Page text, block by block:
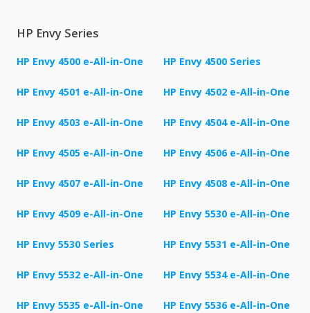
HP Envy Series
HP Envy 4500 e-All-in-One HP Envy 4500 Series
HP Envy 4501 e-All-in-One HP Envy 4502 e-All-in-One
HP Envy 4503 e-All-in-One HP Envy 4504 e-All-in-One
HP Envy 4505 e-All-in-One HP Envy 4506 e-All-in-One
HP Envy 4507 e-All-in-One HP Envy 4508 e-All-in-One
HP Envy 4509 e-All-in-One HP Envy 5530 e-All-in-One
HP Envy 5530 Series HP Envy 5531 e-All-in-One
HP Envy 5532 e-All-in-One HP Envy 5534 e-All-in-One
HP Envy 5535 e-All-in-One HP Envy 5536 e-All-in-One